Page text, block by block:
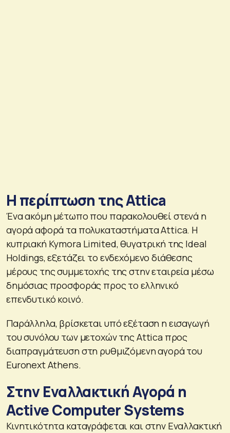
Η περίπτωση της Attica
Ένα ακόμη μέτωπο που παρακολουθεί στενά η
αγορά αφορά τα πολυκαταστήματα Attica. Η
κυπριακή Kymora Limited, θυγατρική της Ideal
Holdings, εξετάζει το ενδεχόμενο διάθεσης
μέρους της συμμετοχής της στην εταιρεία μέσω
δημόσιας προσφοράς προς το ελληνικό
επενδυτικό κοινό.
Παράλληλα, βρίσκεται υπό εξέταση η εισαγωγή
του συνόλου των μετοχών της Attica προς
διαπραγμάτευση στη ρυθμιζόμενη αγορά του
Euronext Athens.
Στην Εναλλακτική Αγορά η
Active Computer Systems
Κινητικότητα καταγράφεται και στην Εναλλακτική